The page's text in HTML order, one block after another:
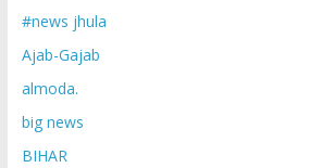
#news jhula
Ajab-Gajab
almoda.
big news
BIHAR